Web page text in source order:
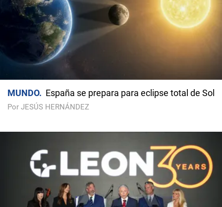
MUNDO España se prepara para eclipse total de Sol
Por JESÚS HERNÁNDEZ